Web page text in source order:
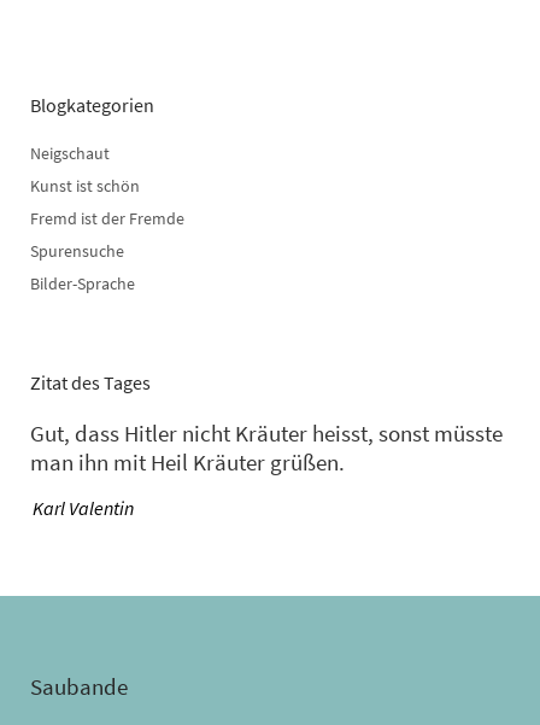
Blogkategorien
Neigschaut
Kunst ist schön
Fremd ist der Fremde
Spurensuche
Bilder-Sprache
Zitat des Tages
Gut, dass Hitler nicht Kräuter heisst, sonst müsste
man ihn mit Heil Kräuter grüßen.
—
Karl Valentin
Saubande